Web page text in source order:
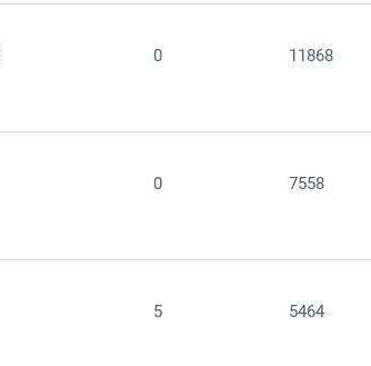
0 11868
0 7558
5 5464